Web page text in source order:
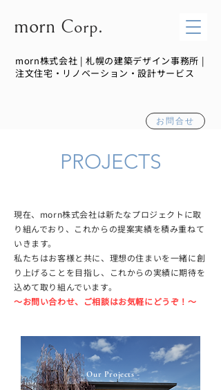
morn Corp.
morn株式会社 | 札幌の建築デザイン事務所 |
注文住宅・リノベーション・設計サービス
お問合せ
PROJECTS
現在、morn株式会社は新たなプロジェクトに取
り組んでおり、これからの提案実績を積み重ねて
いきます。
私たちはお客様と共に、理想の住まいを一緒に創
り上げることを目指し、これからの実績に期待を
込めて取り組んでいます。
～​お問い合わせ、ご相談はお気軽にどうぞ！～
- Our Projects -